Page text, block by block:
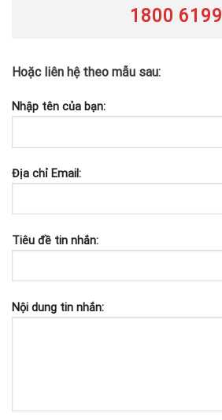
1800 6199
Hoặc liên hệ theo mẫu sau:
Nhập tên của bạn:
Địa chỉ Email:
Tiêu đề tin nhắn:
Nội dung tin nhắn: